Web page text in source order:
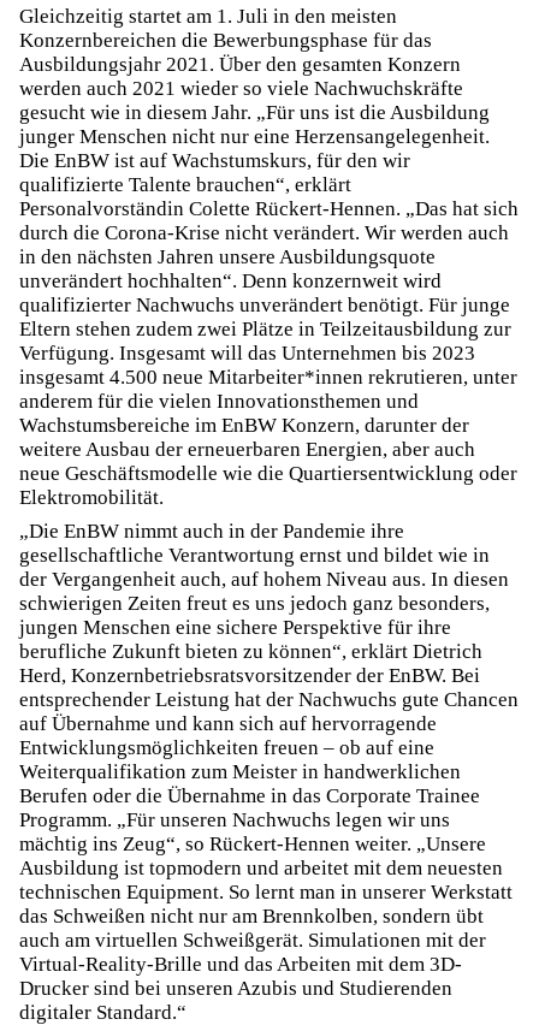
Gleichzeitig startet am 1. Juli in den meisten
Konzernbereichen die Bewerbungsphase für das
Ausbildungsjahr 2021. Über den gesamten Konzern
werden auch 2021 wieder so viele Nachwuchskräfte
gesucht wie in diesem Jahr. „Für uns ist die Ausbildung
junger Menschen nicht nur eine Herzensangelegenheit.
Die EnBW ist auf Wachstumskurs, für den wir
qualifizierte Talente brauchen“, erklärt
Personalvorständin Colette Rückert-Hennen. „Das hat sich
durch die Corona-Krise nicht verändert. Wir werden auch
in den nächsten Jahren unsere Ausbildungsquote
unverändert hochhalten“. Denn konzernweit wird
qualifizierter Nachwuchs unverändert benötigt. Für junge
Eltern stehen zudem zwei Plätze in Teilzeitausbildung zur
Verfügung. Insgesamt will das Unternehmen bis 2023
insgesamt 4.500 neue Mitarbeiter*innen rekrutieren, unter
anderem für die vielen Innovationsthemen und
Wachstumsbereiche im EnBW Konzern, darunter der
weitere Ausbau der erneuerbaren Energien, aber auch
neue Geschäftsmodelle wie die Quartiersentwicklung oder
Elektromobilität.
„Die EnBW nimmt auch in der Pandemie ihre
gesellschaftliche Verantwortung ernst und bildet wie in
der Vergangenheit auch, auf hohem Niveau aus. In diesen
schwierigen Zeiten freut es uns jedoch ganz besonders,
jungen Menschen eine sichere Perspektive für ihre
berufliche Zukunft bieten zu können“, erklärt Dietrich
Herd, Konzernbetriebsratsvorsitzender der EnBW. Bei
entsprechender Leistung hat der Nachwuchs gute Chancen
auf Übernahme und kann sich auf hervorragende
Entwicklungsmöglichkeiten freuen – ob auf eine
Weiterqualifikation zum Meister in handwerklichen
Berufen oder die Übernahme in das Corporate Trainee
Programm. „Für unseren Nachwuchs legen wir uns
mächtig ins Zeug“, so Rückert-Hennen weiter. „Unsere
Ausbildung ist topmodern und arbeitet mit dem neuesten
technischen Equipment. So lernt man in unserer Werkstatt
das Schweißen nicht nur am Brennkolben, sondern übt
auch am virtuellen Schweißgerät. Simulationen mit der
Virtual-Reality-Brille und das Arbeiten mit dem 3D-
Drucker sind bei unseren Azubis und Studierenden
digitaler Standard.“